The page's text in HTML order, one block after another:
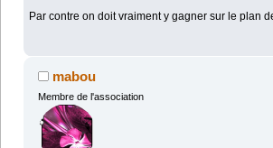
Par contre on doit vraiment y gagner sur le plan
mabou
Membre de l'association